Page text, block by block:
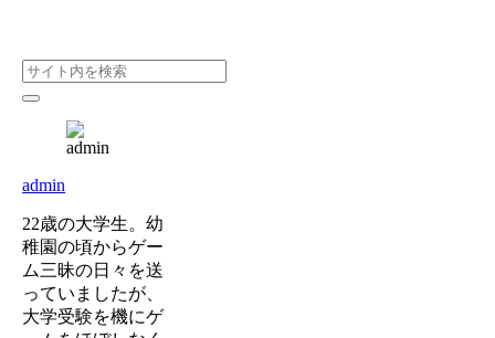
admin
22歳の大学生。幼
稚園の頃からゲー
ム三昧の日々を送
っていましたが、
大学受験を機にゲ